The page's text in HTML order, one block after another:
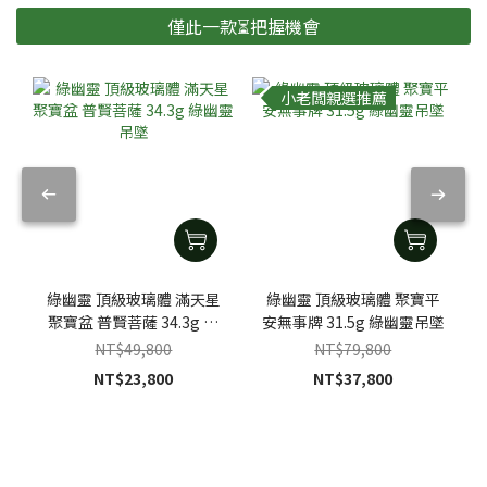
僅此一款⏳把握機會
綠幽靈 頂級玻璃體 滿天星
聚寶盆 普賢菩薩 34.3g 綠
幽靈吊墜
NT$49,800
NT$23,800
小老闆親選推薦
綠幽靈 頂級玻璃體 聚寶平
安無事牌 31.5g 綠幽靈吊墜
NT$79,800
NT$37,800